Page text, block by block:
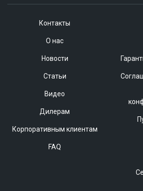
Контакты
О нас
Новости
Статьи
Видео
Дилерам
Корпоративным клиентам
FAQ